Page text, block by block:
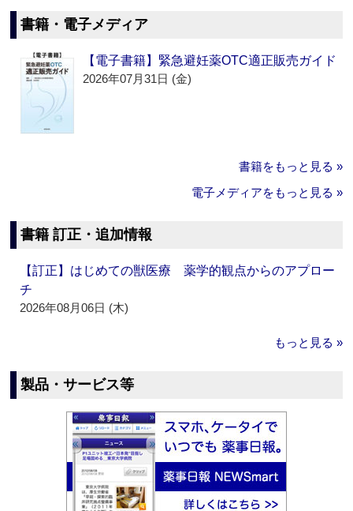
書籍・電子メディア
【電子書籍】緊急避妊薬OTC適正販売ガイド
2026年07月31日 (金)
書籍をもっと見る »
電子メディアをもっと見る »
書籍 訂正・追加情報
【訂正】はじめての獣医療 薬学的観点からのアプロー
チ
2026年08月06日 (木)
もっと見る »
製品・サービス等